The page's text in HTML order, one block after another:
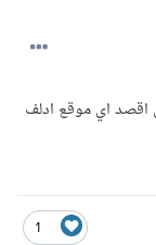
اي موقع ادلف
1